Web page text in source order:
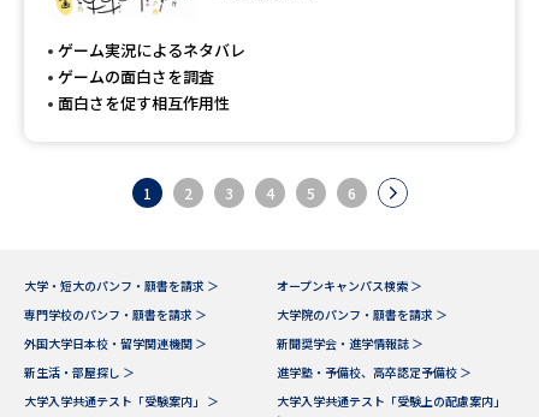
ゲーム実況によるネタバレ
ゲームの面白さを調査
面白さを促す相互作用性
1 2 3 4 5 6
大学・短大のパンフ・願書を請求 ＞
オープンキャンパス検索 ＞
専門学校のパンフ・願書を請求 ＞
大学院のパンフ・願書を請求 ＞
外国大学日本校・留学関連機関 ＞
新聞奨学会・進学情報誌 ＞
新生活・部屋探し ＞
進学塾・予備校、高卒認定予備校 ＞
大学入学共通テスト「受験案内」 ＞
大学入学共通テスト「受験上の配慮案内」